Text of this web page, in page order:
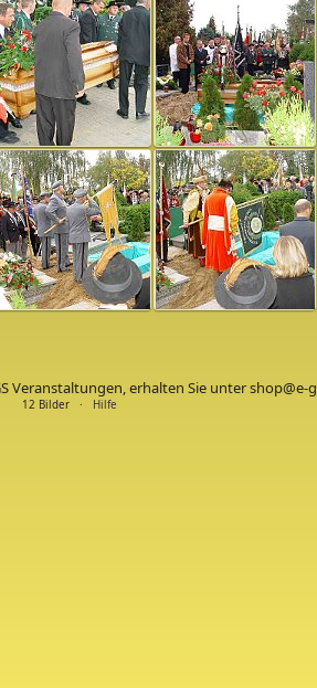
Veranstaltungen, erhalten Sie unter shop@e-
12 Bilder · Hilfe